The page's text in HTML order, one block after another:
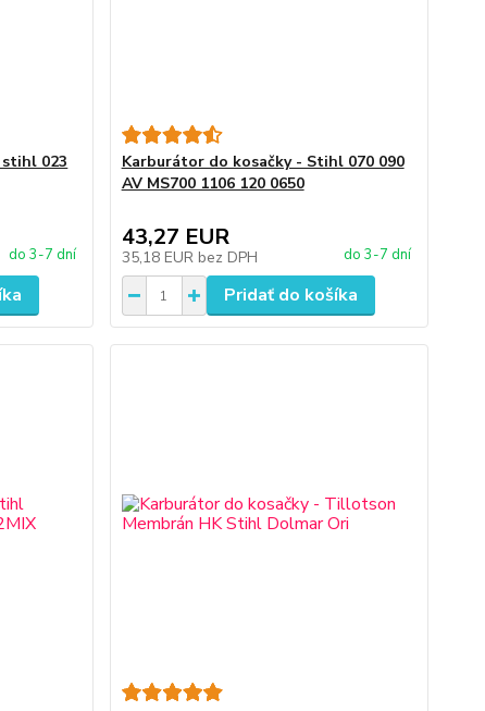
stihl 023
do 3-7 dní
Karburátor do kosačky - Stihl 070 090
AV MS700 1106 120 0650
43,27 EUR
35,18 EUR bez DPH do 3-7 dní
Pridať do košíka